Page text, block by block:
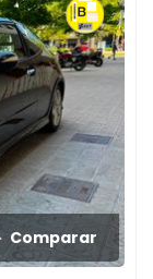
Comparar